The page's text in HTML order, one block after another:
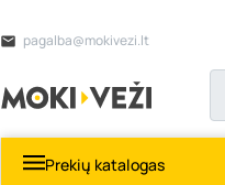
pagalba@mokivezi.lt
Prekių katalogas